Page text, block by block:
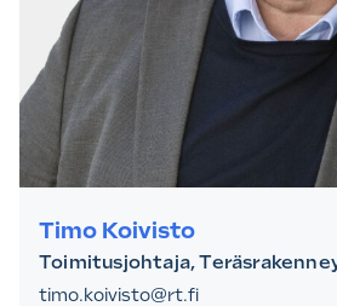
Timo Koivisto
Toimitusjohtaja,
timo.koivisto@rt.fi